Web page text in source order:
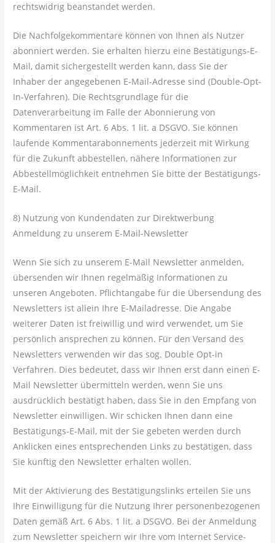
rechtswidrig beanstandet werden.
Die Nachfolgekommentare können von Ihnen als Nutzer
abonniert werden. Sie erhalten hierzu eine Bestätigungs-E-
Mail, damit sichergestellt werden kann, dass Sie der
Inhaber der angegebenen E-Mail-Adresse sind (Double-Opt-
In-Verfahren). Die Rechtsgrundlage für die
Datenverarbeitung im Falle der Abonnierung von
Kommentaren ist Art. 6 Abs. 1 lit. a DSGVO. Sie können
laufende Kommentarabonnements jederzeit mit Wirkung
für die Zukunft abbestellen, nähere Informationen zur
Abbestellmöglichkeit entnehmen Sie bitte der Bestätigungs-
E-Mail.
8) Nutzung von Kundendaten zur Direktwerbung
Anmeldung zu unserem E-Mail-Newsletter
Wenn Sie sich zu unserem E-Mail Newsletter anmelden,
übersenden wir Ihnen regelmäßig Informationen zu
unseren Angeboten. Pflichtangabe für die Übersendung des
Newsletters ist allein Ihre E-Mailadresse. Die Angabe
weiterer Daten ist freiwillig und wird verwendet, um Sie
persönlich ansprechen zu können. Für den Versand des
Newsletters verwenden wir das sog. Double Opt-in
Verfahren. Dies bedeutet, dass wir Ihnen erst dann einen E-
Mail Newsletter übermitteln werden, wenn Sie uns
ausdrücklich bestätigt haben, dass Sie in den Empfang von
Newsletter einwilligen. Wir schicken Ihnen dann eine
Bestätigungs-E-Mail, mit der Sie gebeten werden durch
Anklicken eines entsprechenden Links zu bestätigen, dass
Sie künftig den Newsletter erhalten wollen.
Mit der Aktivierung des Bestätigungslinks erteilen Sie uns
Ihre Einwilligung für die Nutzung Ihrer personenbezogenen
Daten gemäß Art. 6 Abs. 1 lit. a DSGVO. Bei der Anmeldung
zum Newsletter speichern wir Ihre vom Internet Service-